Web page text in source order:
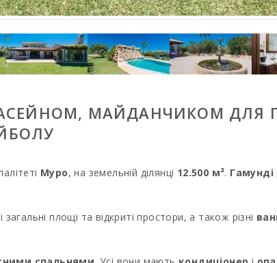
БАСЕЙНОМ, МАЙДАНЧИКОМ ДЛЯ
Муро, на земельній ділянці 12.500 м². Гамунді
площі та відкриті простори, а також різні